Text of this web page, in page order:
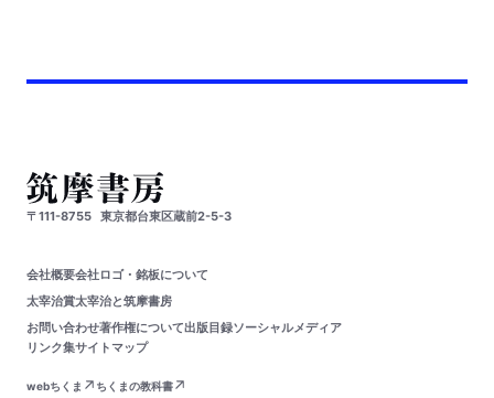
〒111-8755 東京都台東区蔵前2-5-3
会社概要会社ロゴ・銘板について
太宰治賞太宰治と筑摩書房
お問い合わせ著作権について出版目録ソーシャルメディア
リンク集サイトマップ
webちくま ちくまの教科書